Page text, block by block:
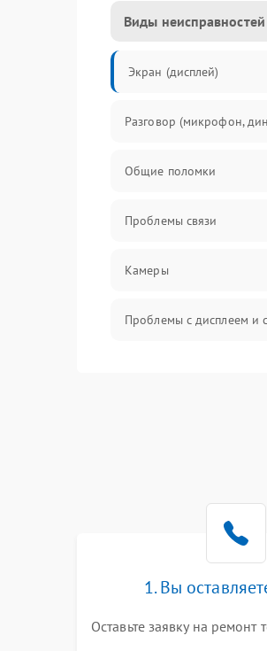
Виды неисправностей
Экран (дисплей)
Разговор (микрофон,
Общие поломки
Проблемы связи
Камеры
Проблемы с дисплеем и
1. Вы
Оставьте заявку на